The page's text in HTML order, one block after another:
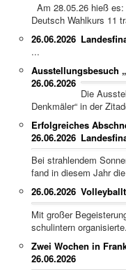
Am 28.05.26 hieß
Deutsch Wahlkurs 11
26.06.2026
...
Ausstellungsbesuch
26.06.2026
Die
Denkmäler“ in der
Erfolgreiches
26.06.2026
Bei strahlendem
fand in diesem Jahr
26.06.2026
Mit großer
schulintern
Zwei Wochen in
26.06.2026